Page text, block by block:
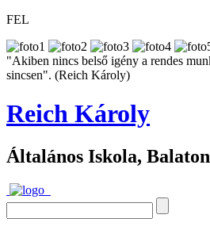
FEL
"Akiben nincs belső igény a rendes
sincsen". (Reich Károly)
Reich Károly
Általános Iskola,